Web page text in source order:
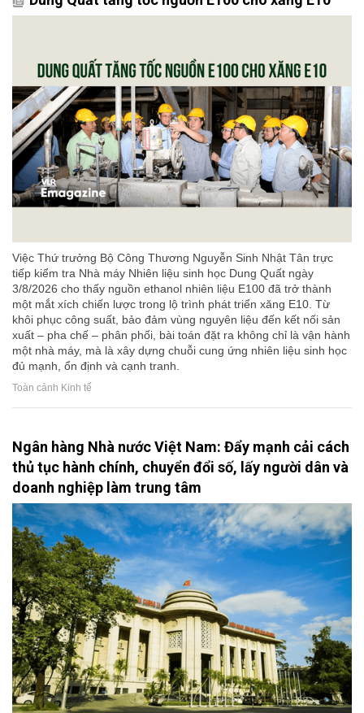
Việc Thứ trưởng Bộ Công Thương Nguyễn Sinh Nhật Tân trực
tiếp kiểm tra Nhà máy Nhiên liệu sinh học Dung Quất ngày
3/8/2026 cho thấy nguồn ethanol nhiên liệu E100 đã trở thành
một mắt xích chiến lược trong lộ trình phát triển xăng E10. Từ
khôi phục công suất, bảo đảm vùng nguyên liệu đến kết nối sản
xuất – pha chế – phân phối, bài toán đặt ra không chỉ là vận hành
một nhà máy, mà là xây dựng chuỗi cung ứng nhiên liệu sinh học
đủ mạnh, ổn định và cạnh tranh.
Toàn cảnh Kinh tế
Ngân hàng Nhà nước Việt Nam: Đẩy mạnh cải cách
thủ tục hành chính, chuyển đổi số, lấy người dân và
doanh nghiệp làm trung tâm